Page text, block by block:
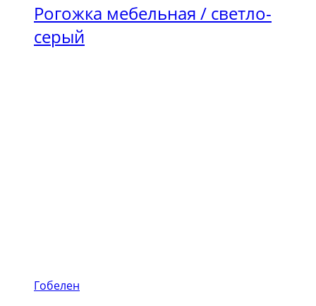
Рогожка мебельная / светло-
серый
Гобелен